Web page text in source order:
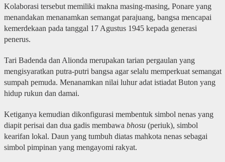
Kolaborasi tersebut memiliki makna masing-masing, Ponare yang
menandakan menanamkan semangat parajuang, bangsa mencapai
kemerdekaan pada tanggal 17 Agustus 1945 kepada generasi
penerus.
Tari Badenda dan Alionda merupakan tarian pergaulan yang
mengisyaratkan putra-putri bangsa agar selalu memperkuat semangat
sumpah pemuda. Menanamkan nilai luhur adat istiadat Buton yang
hidup rukun dan damai.
Ketiganya kemudian dikonfigurasi membentuk simbol nenas yang
diapit perisai dan dua gadis membawa bhosu(periuk), simbol
kearifan lokal. Daun yang tumbuh diatas mahkota nenas sebagai
simbol pimpinan yang mengayomi rakyat.